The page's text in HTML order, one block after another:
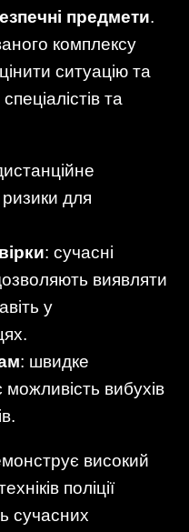
предмети.
комплексу
ситуацію та
та
ризики для
: сучасні
виявляти
у
: швидке
вибухів
високий
поліції
сучасних